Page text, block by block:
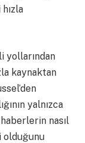
yollarından
kaynaktan
yalnızca
nasıl
olduğunu